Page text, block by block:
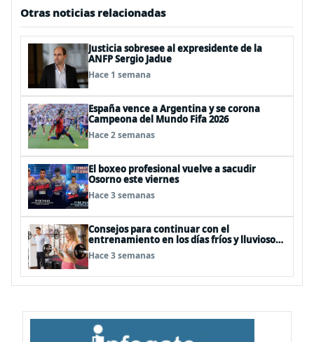
Otras noticias relacionadas
Justicia sobresee al expresidente de la
ANFP Sergio Jadue
Hace 1 semana
España vence a Argentina y se corona
Campeona del Mundo Fifa 2026
Hace 2 semanas
El boxeo profesional vuelve a sacudir
Osorno este viernes
Hace 3 semanas
Consejos para continuar con el
entrenamiento en los días fríos y lluviosos
de invierno
Hace 3 semanas